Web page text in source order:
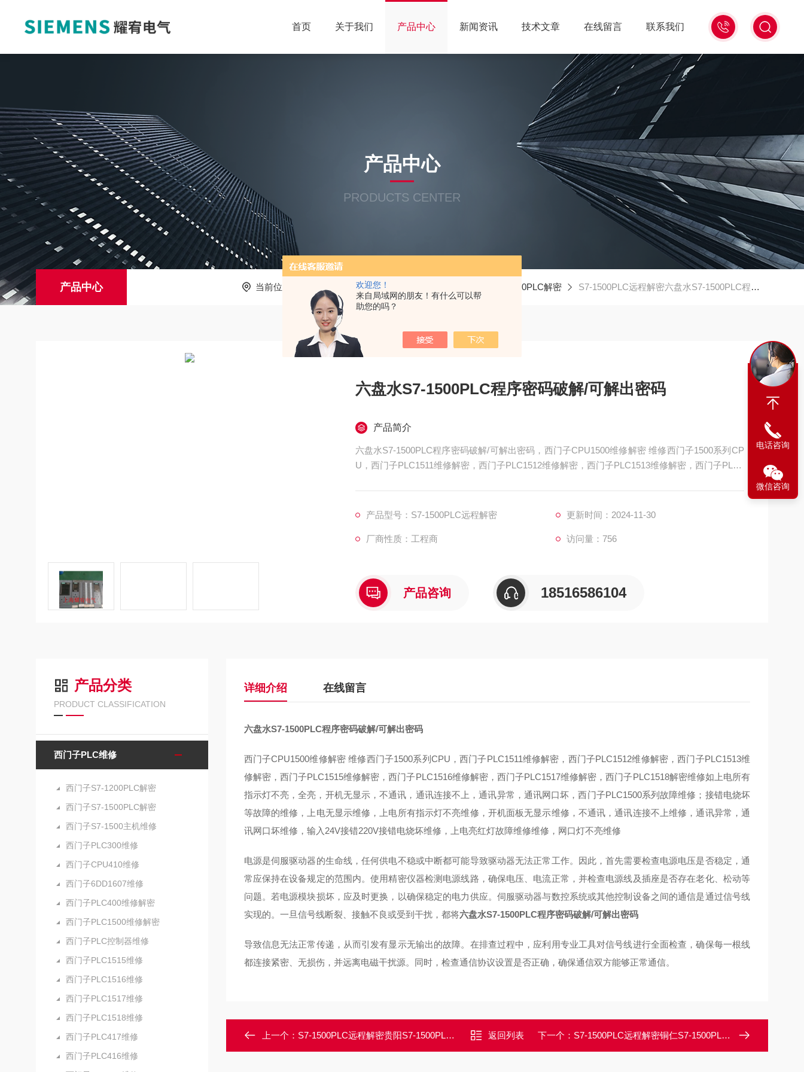
欢迎您！
来自局域网的朋友！有什么可以帮
助您的吗？
18516586104
微
首页 关于我们 产品中心 新闻资讯 技术文章 在线留言 联系我们
产品中心
PRODUCTS CENTER
产品中心 当前位置： 产品中心 西门子S7-1500PLC解密 S7-1500PLC远程解密六盘水S7-1500PLC程序密码破解/可解出密码
六盘水S7-1500PLC程序密码破解/可解出密码
产品简介
六盘水S7-1500PLC程序密码破解/可解出密码，西门子CPU1500维修解密 维修西门子1500系列CP
U，西门子PLC1511维修解密，西门子PLC1512维修解密，西门子PLC1513维修解密，西门子PLC1
产品型号：S7-1500PLC远程解密
更新时间：2024-11-30
厂商性质：工程商 访问量：756
产品咨询 18516586104
产品分类
PRODUCT CLASSIFICATION
西门子PLC维修
西门子S7-1200PLC解密
西门子S7-1500PLC解密
西门子S7-1500主机维修
西门子PLC300维修
西门子CPU410维修
西门子6DD1607维修
西门子PLC400维修解密
西门子PLC1500维修解密
西门子PLC控制器维修
西门子PLC1515维修
西门子PLC1516维修
西门子PLC1517维修
西门子PLC1518维修
西门子PLC417维修
西门子PLC416维修
详细介绍 在线留言
六盘水S7-1500PLC程序密码破解/可解出密码
西门子CPU1500维修解密 维修西门子1500系列CPU，西门子PLC1511维修解密，西门子PLC1512维修解密，西门子PLC1513维
修解密，西门子PLC1515维修解密，西门子PLC1516维修解密，西门子PLC1517维修解密，西门子PLC1518解密维修如上电所有
指示灯不亮，全亮，开机无显示，不通讯，通讯连接不上，通讯异常，通讯网口坏，西门子PLC1500系列故障维修；接错电烧坏
等故障的维修，上电无显示维修，上电所有指示灯不亮维修，开机面板无显示维修，不通讯，通讯连接不上维修，通讯异常，通
讯网口坏维修，输入24V接错220V接错电烧坏维修，上电亮红灯故障维修维修，网口灯不亮维修
电源是伺服驱动器的生命线，任何供电不稳或中断都可能导致驱动器无法正常工作。因此，首先需要检查电源电压是否稳定，通
常应保持在设备规定的范围内。使用精密仪器检测电源线路，确保电压、电流正常，并检查电源线及插座是否存在老化、松动等
问题。若电源模块损坏，应及时更换，以确保稳定的电力供应。伺服驱动器与数控系统或其他控制设备之间的通信是通过信号线
实现的。一旦信号线断裂、接触不良或受到干扰，都将六盘水S7-1500PLC程序密码破解/可解出密码
导致信息无法正常传递，从而引发有显示无输出的故障。在排查过程中，应利用专业工具对信号线进行全面检查，确保每一根线
都连接紧密、无损伤，并远离电磁干扰源。同时，检查通信协议设置是否正确，确保通信双方能够正常通信。
上一个： S7-1500PLC远程解密贵阳S7-1500PLC源程序密码破解/当天完成 返回列表 下一个： S7-1500PLC远程解密铜仁S7-1500PLC定时停机授权到期锁定解密
电话咨询
微信咨询